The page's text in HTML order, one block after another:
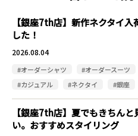
【銀座7th店】新作ネクタイ入
した！
2026.08.04
#オーダーシャツ
#オーダースーツ
#カジュアル
#ネクタイ #銀座
【銀座7th店】夏でもきちんと
い。おすすめスタイリング